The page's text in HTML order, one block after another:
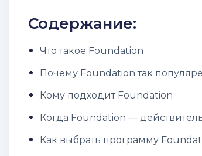
Содержание:
Что такое Foundation
Почему Foundation так
Кому подходит Foundation
Когда Foundation —
Как выбрать программу